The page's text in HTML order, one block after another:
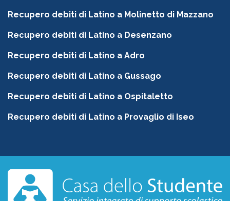
Recupero debiti di Latino a Molinetto di Mazzano
Recupero debiti di Latino a Desenzano
Recupero debiti di Latino a Adro
Recupero debiti di Latino a Gussago
Recupero debiti di Latino a Ospitaletto
Recupero debiti di Latino a Provaglio di Iseo